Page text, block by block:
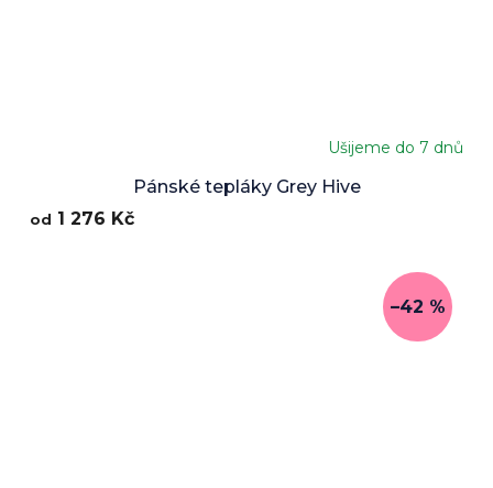
Pánské tepláky Grey Hive
Ušijeme do 7 dnů
od 1 276 Kč
–42 %